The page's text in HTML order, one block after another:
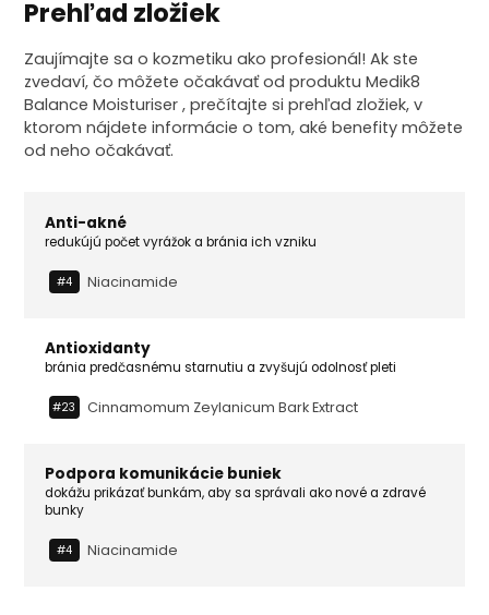
Prehľad zložiek
Zaujímajte sa o kozmetiku ako profesionál! Ak ste
zvedaví, čo môžete očakávať od produktu Medik8
Balance Moisturiser , prečítajte si prehľad zložiek, v
ktorom nájdete informácie o tom, aké benefity môžete
od neho očakávať.
Anti-akné
redukújú počet vyrážok a bránia ich vzniku
#4 Niacinamide
Antioxidanty
bránia predčasnému starnutiu a zvyšujú odolnosť pleti
#23 Cinnamomum Zeylanicum Bark Extract
Podpora komunikácie buniek
dokážu prikázať bunkám, aby sa správali ako nové a zdravé
bunky
#4 Niacinamide